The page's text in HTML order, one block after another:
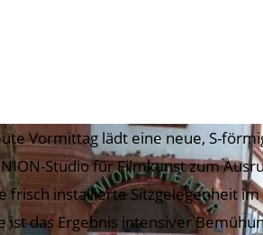
Vormittag lädt eine neue, S-
Studio für Filmkunst zum
frisch installierte Sitzgelegenheit
ist das Ergebnis intensiver